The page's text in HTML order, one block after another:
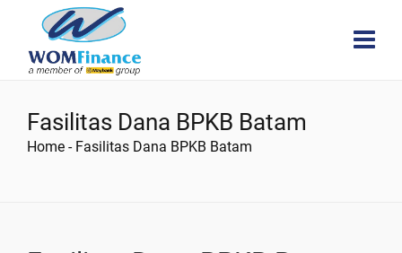
Fasilitas Dana BPKB Batam
Home - Fasilitas Dana BPKB Batam